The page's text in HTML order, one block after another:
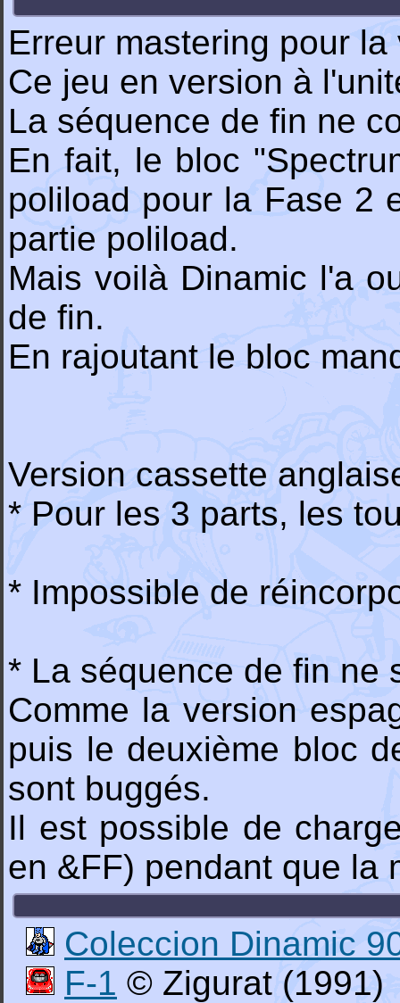
Erreur mastering pour
Ce jeu en version à
La séquence de fin ne
En fait, le bloc
poliload pour la Fase 2
partie poliload.
Mais voilà Dinamic l'a
de fin.
En rajoutant le bloc
Version cassette
* Pour les 3 parts, les
* Impossible de
* La séquence de fin ne
Comme la version
puis le deuxième bloc
sont buggés.
Il est possible de
en &FF) pendant que la
Coleccion Dinamic
F-1 © Zigurat (1991)